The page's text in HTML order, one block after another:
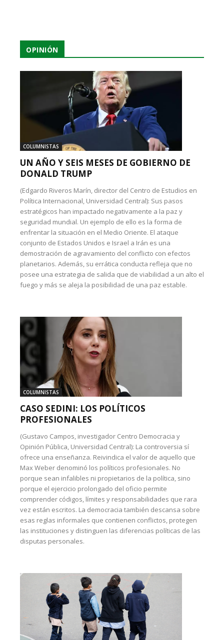
OPINIÓN
COLUMNISTAS
UN AÑO Y SEIS MESES DE GOBIERNO DE
DONALD TRUMP
(Edgardo Riveros Marín, director del Centro de Estudios en
Política Internacional, Universidad Central): Sus pasos
estratégicos han impactado negativamente a la paz y
seguridad mundial. Un ejemplo de ello es la forma de
enfrentar la situación en el Medio Oriente. El ataque
conjunto de Estados Unidos e Israel a Irán es una
demostración de agravamiento del conflicto con efectos
planetarios. Además, su errática conducta refleja que no
posee una estrategia de salida que de viabilidad a un alto el
fuego y más se aleja la posibilidad de una paz estable.
COLUMNISTAS
CASO SEDINI: LOS POLÍTICOS
PROFESIONALES
(Gustavo Campos, investigador Centro Democracia y
Opinión Pública, Universidad Central): La controversia sí
ofrece una enseñanza. Reivindica el valor de aquello que
Max Weber denominó los políticos profesionales. No
porque sean infalibles ni propietarios de la política, sino
porque el ejercicio prolongado del oficio permite
comprender códigos, límites y responsabilidades que rara
vez están escritos. La democracia también descansa sobre
esas reglas informales que contienen conflictos, protegen
las instituciones y distinguen las diferencias políticas de las
disputas personales.